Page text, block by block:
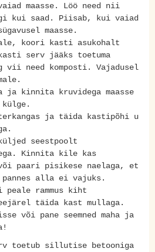
maasse. Löö need nii
kui saad. Piisab, kui vaiad
maasse.
koori kasti asukohalt
serv jääks toetuma
vii need komposti. Vajadusel
ja kinnita kruvidega maasse
külge.
ja täida kastipõhi u
seestpoolt
Kinnita kile kas
paari pisikese naelaga, et
pannes alla ei vajuks.
peale rammus kiht
täida kast mullaga.
või pane seemned maha ja
toetub sillutise betooniga